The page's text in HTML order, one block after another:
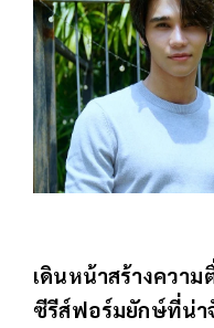
เดินหน้าสร้างความ
ซีรีส์ฟอร์มยักษ์ที่น่า